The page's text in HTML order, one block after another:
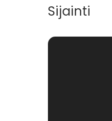
Sijainti